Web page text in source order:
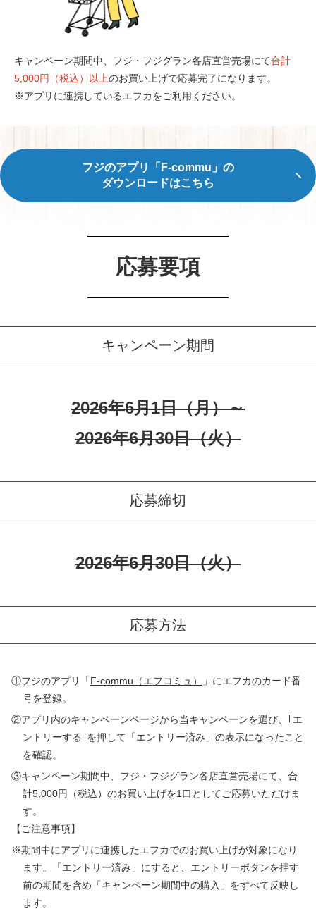
キャンペーン期間中、フジ・フジグラン各店直営売場にて合計
5,000円（税込）以上のお買い上げで応募完了になります。
※アプリに連携しているエフカをご利用ください。
フジのアプリ「F-commu」の
ダウンロードはこちら
応募要項
キャンペーン期間
2026年6月1日（月）～
2026年6月30日（火）
応募締切
2026年6月30日（火）
応募方法
①フジのアプリ「F-commu（エフコミュ）
」にエフカのカード番
号を登録。
②アプリ内のキャンペーンページから当キャンペーンを選び、｢エ
ントリーする｣を押して「エントリー済み」の表示になったこと
を確認。
③キャンペーン期間中、フジ・フジグラン各店直営売場にて、合
計5,000円（税込）のお買い上げを1口としてご応募いただけま
す。
【ご注意事項】
※期間中にアプリに連携したエフカでのお買い上げが対象になり
ます。「エントリー済み」にすると、エントリーボタンを押す
前の期間を含め「キャンペーン期間中の購入」をすべて反映し
ます。